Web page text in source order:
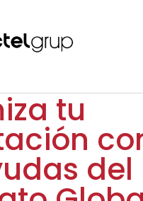
tu
del